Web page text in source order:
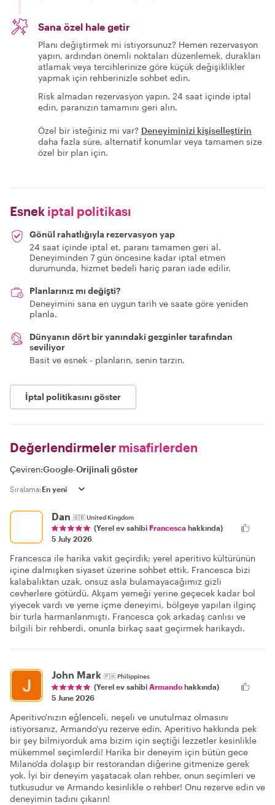
Sana özel hale getir
Planı değiştirmek mi istiyorsunuz? Hemen rezervasyon
yapın, ardından önemli noktaları düzenlemek, durakları
atlamak veya tercihlerinize göre küçük değişiklikler
yapmak için rehberinizle sohbet edin.
Risk almadan rezervasyon yapın. 24 saat içinde iptal
edin, paranızın tamamını geri alın.
Özel bir isteğiniz mi var? Deneyiminizi kişiselleştirin
daha fazla süre, alternatif konumlar veya tamamen size
özel bir plan için.
Esnek iptal politikası
Gönül rahatlığıyla rezervasyon yap
24 saat içinde iptal et, paranı tamamen geri al.
Deneyiminden 7 gün öncesine kadar iptal etmen
durumunda, hizmet bedeli hariç paran iade edilir.
Planlarınız mı değişti?
Deneyimini sana en uygun tarih ve saate göre yeniden
planla.
Dünyanın dört bir yanındaki gezginler tarafından
seviliyor
Basit ve esnek - planların, senin tarzın.
İptal politikasını göster
Değerlendirmeler misafirlerden
Çeviren:Google-Orijinali göster
Sıralama:
Dan 🇬🇧United Kingdom
(Yerel ev sahibi Francesca hakkında)
5 July 2026
Francesca ile harika vakit geçirdik; yerel aperitivo kültürünün
içine dalmışken siyaset üzerine sohbet ettik. Francesca bizi
kalabalıktan uzak, onsuz asla bulamayacağımız gizli
cevherlere götürdü. Akşam yemeği yerine geçecek kadar bol
yiyecek vardı ve yeme içme deneyimi, bölgeye yapılan ilginç
bir turla harmanlanmıştı. Francesca çok arkadaş canlısı ve
bilgili bir rehberdi, onunla birkaç saat geçirmek harikaydı.
John Mark 🇵🇭Philippines
(Yerel ev sahibi Armando hakkında)
5 June 2026
Aperitivo'nızın eğlenceli, neşeli ve unutulmaz olmasını
istiyorsanız, Armando'yu rezerve edin, Aperitivo hakkında pek
bir şey bilmiyorduk ama bizim için seçtiği lezzetler kesinlikle
mükemmel seçimlerdi! Harika bir deneyim için bütün gece
Milano'da dolaşıp bir restorandan diğerine gitmenize gerek
yok. İyi bir deneyim yaşatacak olan rehber, onun seçimleri ve
tutkusudur ve Armando kesinlikle o rehber! Onu rezerve edin ve
deneyimin tadını çıkarın!